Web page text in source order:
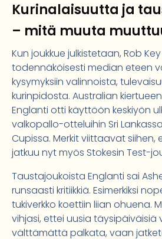
Kurinalaisuutta ja
– mitä muuta
Kun joukkue julkistetaan, Rob
todennäköisesti median eteen
kysymyksiin valinnoista,
kurinpidosta. Australian
Englanti otti käyttöön keskiyön
valkopallo-otteluihin Sri
Cupissa. Merkit viittaavat siihen,
jatkuu nyt myös Stokesin Test-
Taustajoukoista Englanti sai
runsaasti kritiikkiä. Esimerkiksi
tukiverkko koettiin liian ohuena.
vihjasi, ettei uusia täysipäiväisiä
välttämättä palkata, vaan